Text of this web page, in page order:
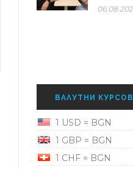
ВАЛУТНИ
1 USD = BGN
1 GBP = BGN
1 CHF = BGN